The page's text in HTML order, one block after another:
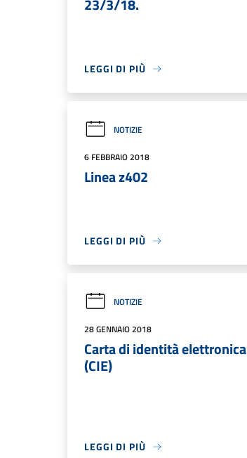
23/3/18.
LEGGI DI PIÙ
NOTIZIE
6 FEBBRAIO 2018
Linea z402
LEGGI DI PIÙ
NOTIZIE
28 GENNAIO 2018
Carta di identità elettronica
(CIE)
LEGGI DI PIÙ